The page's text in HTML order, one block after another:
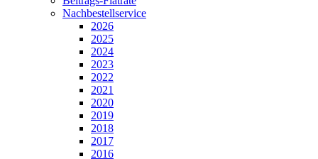
Nachbestellservice
2026
2025
2024
2023
2022
2021
2020
2019
2018
2017
2016